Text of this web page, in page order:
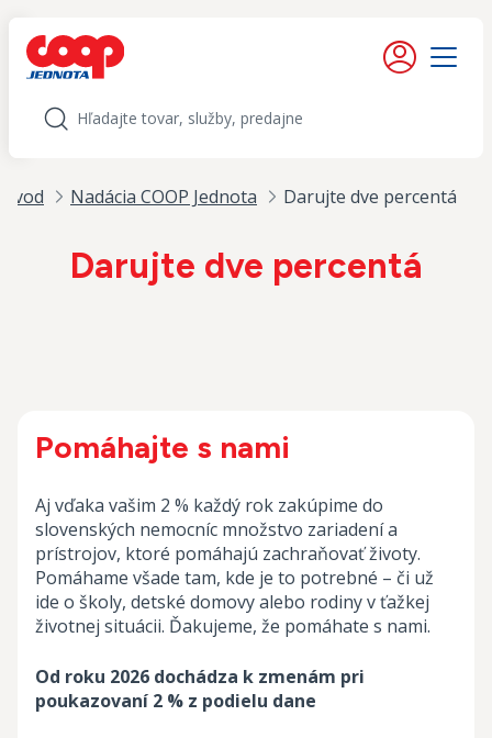
Moje konto
Menu
Hľadať
Úvod Nadácia COOP Jednota Darujte dve percentá
Darujte dve percentá
Pomáhajte s nami
Aj vďaka vašim 2 % každý rok zakúpime do
slovenských nemocníc množstvo zariadení a
prístrojov, ktoré pomáhajú zachraňovať životy.
Pomáhame všade tam, kde je to potrebné – či už
ide o školy, detské domovy alebo rodiny v ťažkej
životnej situácii. Ďakujeme, že pomáhate s nami.
Od roku 2026 dochádza k zmenám pri
poukazovaní 2 % z podielu dane